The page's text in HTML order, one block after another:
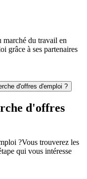
marché du travail en
grâce à ses partenaires
d'offres d'emploi ?
d'offres
?Vous trouverez les
qui vous intéresse